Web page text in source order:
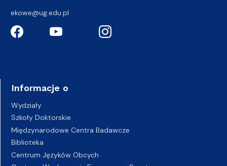
ekowe@ug.edu.pl
Informacje o
Wydziały
Szkoły Doktorskie
Międzynarodowe Centra Badawcze
Biblioteka
Centrum Języków Obcych